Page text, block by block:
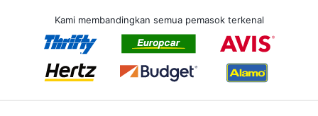
Kami membandingkan semua pemasok terkenal